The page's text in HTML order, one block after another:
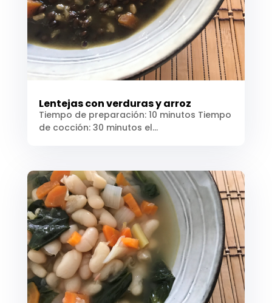
Lentejas con verduras y arroz
Tiempo de preparación: 10 minutos Tiempo
de cocción: 30 minutos el...